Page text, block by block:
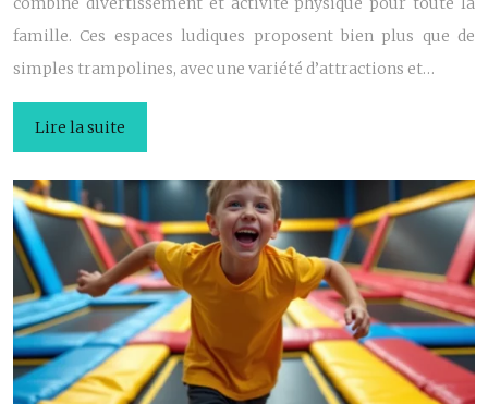
famille. Ces espaces ludiques proposent bien plus que de
simples trampolines, avec une variété d’attractions et…
Lire la suite